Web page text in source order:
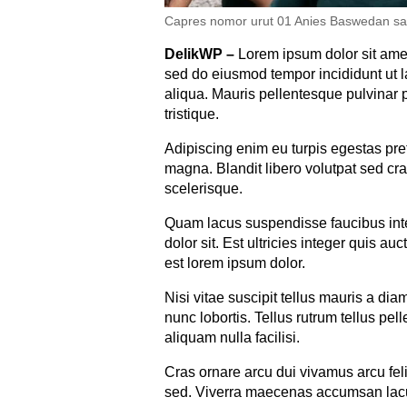
Capres nomor urut 01 Anies Baswedan
DelikWP – Lorem ipsum dolor sit
sed do eiusmod tempor incididunt ut
aliqua. Mauris pellentesque pulvinar
tristique.
Adipiscing enim eu turpis egestas
magna. Blandit libero volutpat sed
scelerisque.
Quam lacus suspendisse faucibus
dolor sit. Est ultricies integer quis
est lorem ipsum dolor.
Nisi vitae suscipit tellus mauris a
nunc lobortis. Tellus rutrum tellus
aliquam nulla facilisi.
Cras ornare arcu dui vivamus arcu
sed. Viverra maecenas accumsan